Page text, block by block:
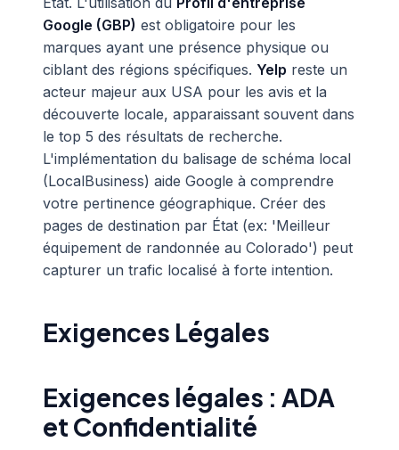
Google (GBP) est obligatoire pour les
marques ayant une présence physique ou
ciblant des régions spécifiques. Yelp reste un
acteur majeur aux USA pour les avis et la
découverte locale, apparaissant souvent dans
le top 5 des résultats de recherche.
L'implémentation du balisage de schéma local
(LocalBusiness) aide Google à comprendre
votre pertinence géographique. Créer des
pages de destination par État (ex: 'Meilleur
équipement de randonnée au Colorado') peut
capturer un trafic localisé à forte intention.
Exigences Légales
Exigences légales : ADA
et Confidentialité